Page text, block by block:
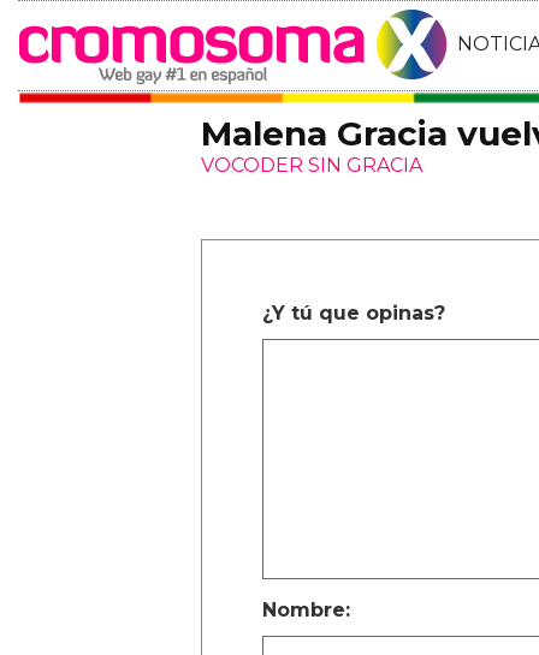
Malena Gracia
VOCODER SIN GRACIA
¿Y tú que opinas?
Nombre: